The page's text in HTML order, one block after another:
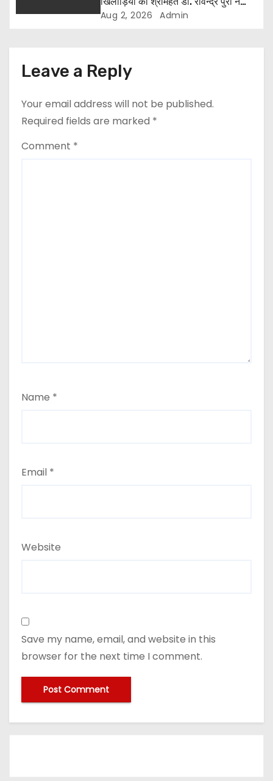
किया सम्मान
Aug 2, 2026 Admin
Leave a Reply
Your email address will not be published.
Required fields are marked *
Comment *
Name *
Email *
Website
Save my name, email, and website in this
browser for the next time I comment.